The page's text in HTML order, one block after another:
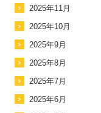
2025年11月
2025年10月
2025年9月
2025年8月
2025年7月
2025年6月